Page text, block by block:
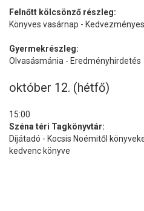
Felnőtt kölcsönző részleg:
Könyves vasárnap -
Gyermekrészleg:
Olvasásmánia - Eredményhirdetés
október 12. (hétfő)
15:00
Széna téri Tagkönyvtár:
Díjátadó - Kocsis Noémitől
kedvenc könyve